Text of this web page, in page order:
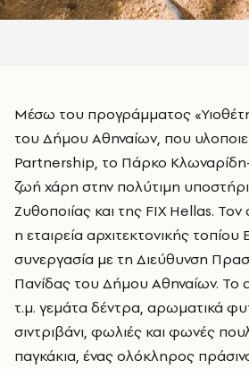
Μέσω του προγράμματος «Υιοθέτησε την πόλη σου»
του Δήμου Αθηναίων, που
Partnership, το Πάρκο
ζωή χάρη στην πολύτιμη
Ζυθοποιίας και της FIX Hellas.
η εταιρεία αρχιτεκτονικής
συνεργασία με τη Διεύθυνση
Πανίδας του Δήμου Αθηναίων. Το
τ.μ. γεμάτα δέντρα, αρωματικά
σιντριβάνι, φωλιές και φωνές
παγκάκια, ένας ολόκληρος